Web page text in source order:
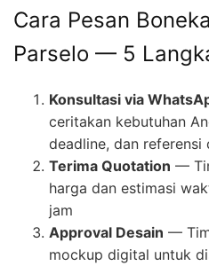
Cara Pesan
Parselo — 5
Konsultasi via
ceritakan kebutuhan
deadline, dan referensi
Terima Quotation —
harga dan estimasi
jam
Approval Desain —
mockup digital untuk